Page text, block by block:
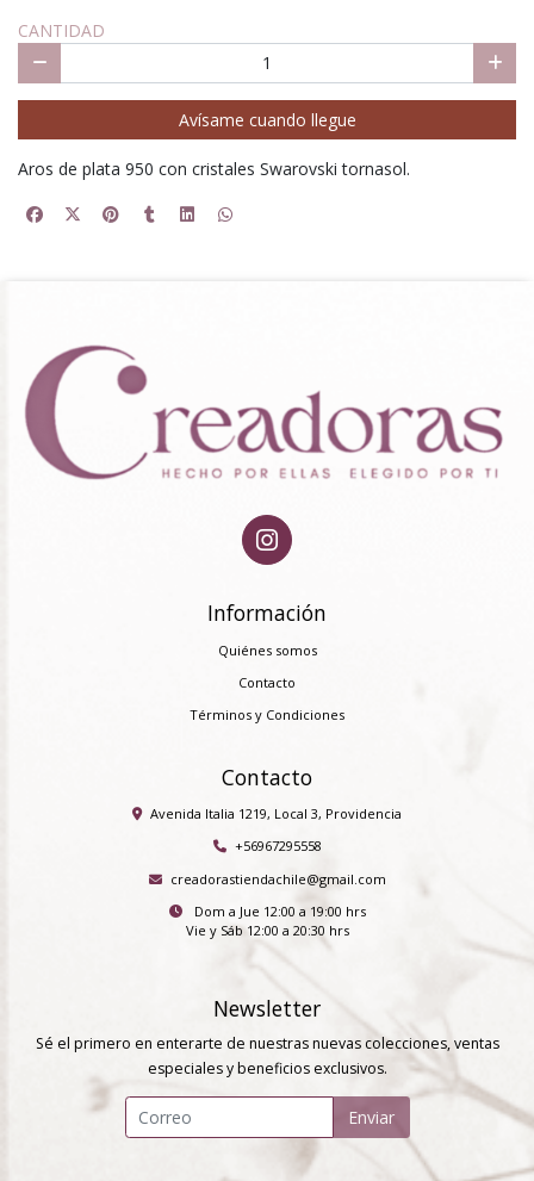
CANTIDAD
Avísame cuando llegue
Aros de plata 950 con cristales Swarovski tornasol.
Información
Quiénes somos
Contacto
Términos y Condiciones
Contacto
Avenida Italia 1219, Local 3, Providencia
+56967295558
creadorastiendachile@gmail.com
Dom a Jue 12:00 a 19:00 hrs
Vie y Sáb 12:00 a 20:30 hrs
Newsletter
Sé el primero en enterarte de nuestras nuevas colecciones, ventas
especiales y beneficios exclusivos.
Enviar